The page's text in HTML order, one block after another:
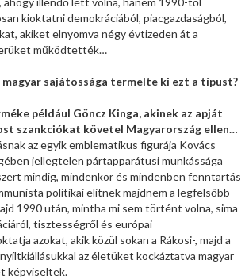
kioktatni demokráciából, piacgazdaságból,
akiket elnyomva négy évtizeden át a
működtették…
magyar sajátossága termelte ki ezt a típust?
például Göncz Kinga, akinek az apját
szankciókat követel Magyarország ellen…
az egyik emblematikus figurája Kovács
jellegtelen pártapparátusi munkássága
mindig, mindenkor és mindenben fenntartás
politikai elitnek majdnem a legfelsőbb
1990 után, mintha mi sem történt volna, sima
tisztességről és európai
azokat, akik közül sokan a Rákosi-, majd a
az életüket kockáztatva magyar
képviseltek.